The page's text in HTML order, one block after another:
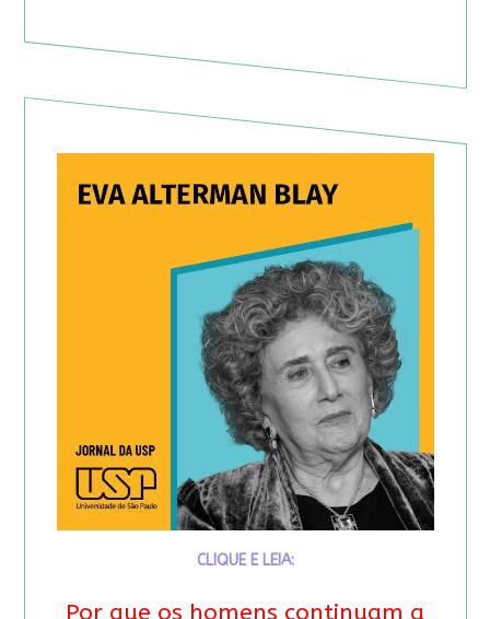
CLIQUE E LEIA:
Por que os homens continuam a